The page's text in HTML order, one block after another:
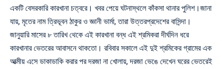
একটি বেসরকারি কারখানা চত্বরে। খবর পেয়ে ঘটনাস্থলে কাঁকসা থানার পুলিশ।জানা
যায়, মৃতের নাম ত্রিভূবন ঠাকুর ও জ্ঞানী ভার্মা, তারা উত্তরপ্রদেশের বাসিন্দা।
জানুয়ারি মাসের ৮ তারিখ থেকে এই কারখানা বন্ধ এই শ্রমিকরা দীর্ঘদিন ধরে
কারখানার ভেতরের আবাসনে থাকতো। রবিবার সকালে এই দুই শ্রমিকের গ্রামের এক
আত্মীয় এসে ডাকাডাকি করার পর দরজা না খোলায়, দরজা ভেঙে দেখেন ঘরের ভেতরেই